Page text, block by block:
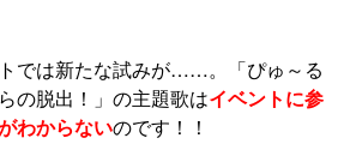
では新たな試みが……。「ぴゅ～る
の脱出！」の主題歌はイベントに参
わからないのです！！